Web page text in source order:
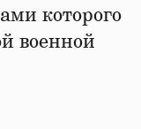
которого
военной